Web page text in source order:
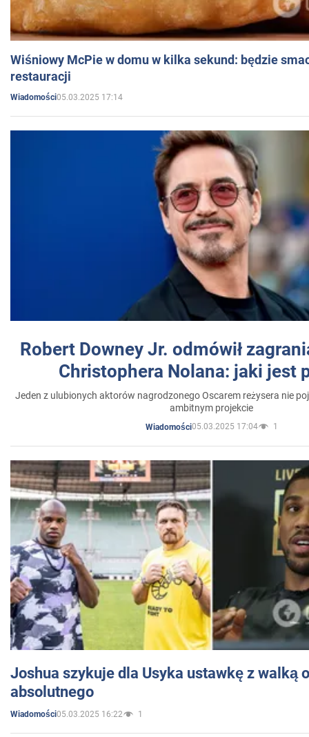
Wiśniowy McPie w domu w kilka sekund: będzie
restauracji
Wiadomości05.03.2025 17:14
Robert Downey Jr. odmówił
Christophera Nolana: jaki jest
Jeden z ulubionych aktorów nagrodzonego Oscarem reżysera nie
ambitnym projekcie
Wiadomości05.03.2025 17:04 1
Joshua szykuje dla Usyka ustawkę z walką
absolutnego
Wiadomości05.03.2025 16:22 1